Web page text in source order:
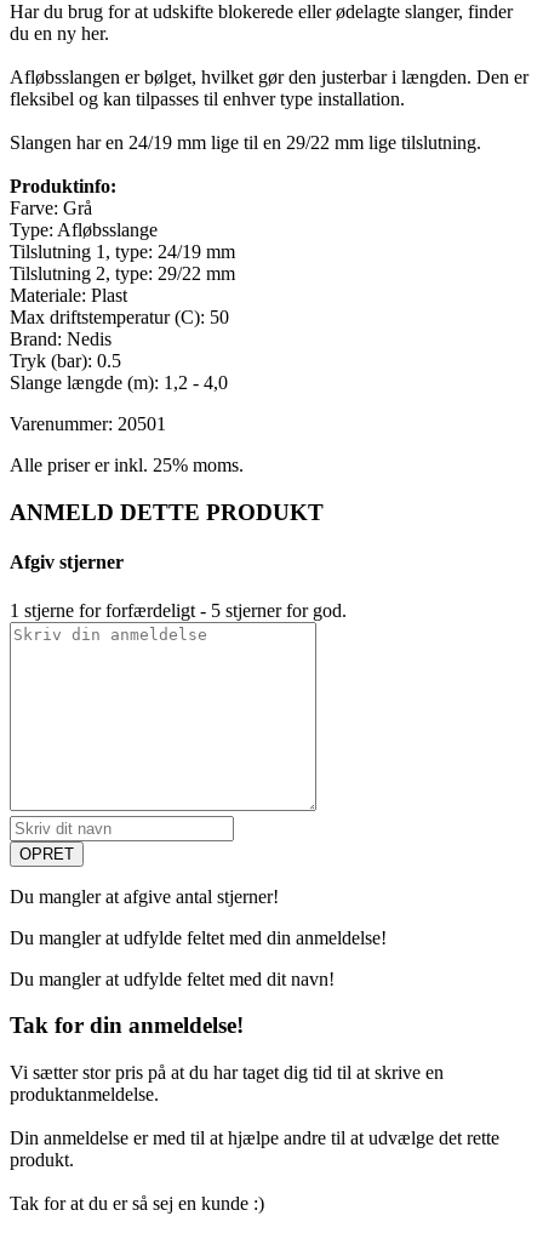
Har du brug for at udskifte blokerede eller ødelagte slanger, finder
du en ny her.
Afløbsslangen er bølget, hvilket gør den justerbar i længden. Den er
fleksibel og kan tilpasses til enhver type installation.
Slangen har en 24/19 mm lige til en 29/22 mm lige tilslutning.
Produktinfo:
Farve: Grå
Type: Afløbsslange
Tilslutning 1, type: 24/19 mm
Tilslutning 2, type: 29/22 mm
Materiale: Plast
Max driftstemperatur (C): 50
Brand: Nedis
Tryk (bar): 0.5
Slange længde (m): 1,2 - 4,0
Varenummer: 20501
Alle priser er inkl. 25% moms.
ANMELD DETTE PRODUKT
Afgiv stjerner
1 stjerne for forfærdeligt - 5 stjerner for god.
Du mangler at afgive antal stjerner!
Du mangler at udfylde feltet med din anmeldelse!
Du mangler at udfylde feltet med dit navn!
Tak for din anmeldelse!
Vi sætter stor pris på at du har taget dig tid til at skrive en
produktanmeldelse.
Din anmeldelse er med til at hjælpe andre til at udvælge det rette
produkt.
Tak for at du er så sej en kunde :)